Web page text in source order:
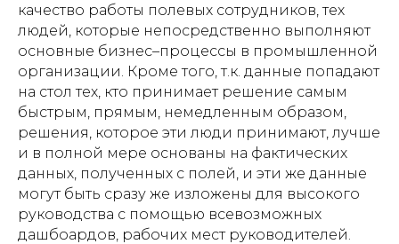
качество работы полевых сотрудников, тех
людей, которые непосредственно выполняют
основные бизнес–процессы в промышленной
организации. Кроме того, т.к. данные попадают
на стол тех, кто принимает решение самым
быстрым, прямым, немедленным образом,
решения, которое эти люди принимают, лучше
и в полной мере основаны на фактических
данных, полученных с полей, и эти же данные
могут быть сразу же изложены для высокого
руководства с помощью всевозможных
дашбоардов, рабочих мест руководителей.